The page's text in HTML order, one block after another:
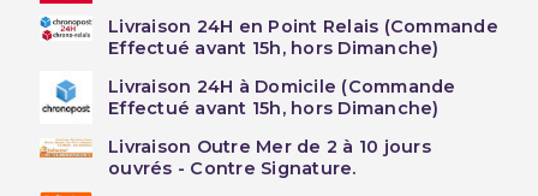
Livraison 24H en Point Relais (Commande
Effectué avant 15h, hors Dimanche)
Livraison 24H à Domicile (Commande
Effectué avant 15h, hors Dimanche)
Livraison Outre Mer de 2 à 10 jours
ouvrés - Contre Signature.